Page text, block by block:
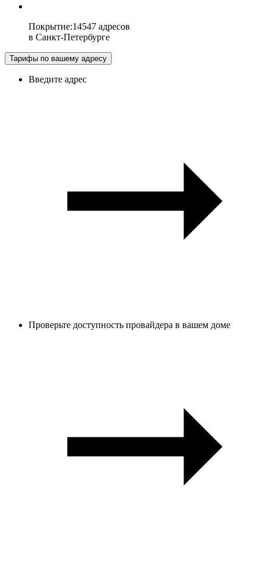
Покрытие:14547 адресов
в Санкт-Петербурге
Тарифы по вашему адресу
Введите адрес
Проверьте доступность провайдера в вашем доме